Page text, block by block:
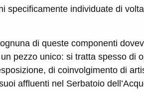
specificamente individuate di
di queste componenti
pezzo unico: si tratta spesso di
di coinvolgimento di
affluenti nel Serbatoio